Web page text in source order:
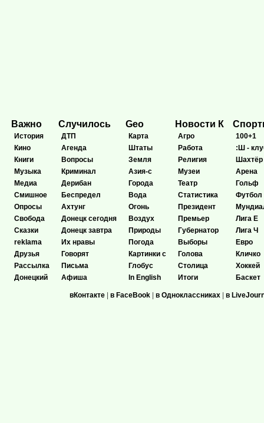
Важно
История
Кино
Книги
Музыка
Медиа
Смишное
Опросы
Свобода
Сказки
reklama
Друзья
Рассылка
Донецкий
Случилось
ДТП
Агенда
Вопросы
Криминал
Дерибан
Беспредел
Ахтунг
Донецк сегодня
Донецк завтра
Их нравы
Говорят
Письма
Афиша
Geo
Карта
Штаты
Земля
Азия-с
Города
Вода
Огонь
Воздух
Природы
Погода
Картинки с
Глобус
In English
Новости К
Агро
Работа
Религия
Музеи
Театр
Статистика
Президент
Премьер
Губернатор
Выборы
Голова
Столица
Итоги
100+1
:Ш -
Шахтёр
Арена
Гольф
Футбол
Лига Е
Лига Ч
Евро
Кличко
Хоккей
Баскет
вКонтакте | в FaceBook | в Одноклассниках | в